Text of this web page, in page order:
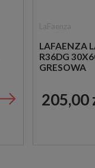
LAFAENZA
R36DG
GRESOWA
205,00